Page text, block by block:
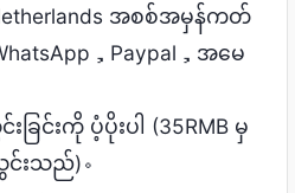
အစစ်အမှန်ကတ်
，Paypal，အမေ
ခြင်းကို ပံ့ပိုးပါ (35RMB မှ
းသည်)。